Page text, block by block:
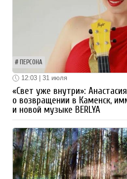
ПЕРСОНА
12:03 | 31 июля
«Свет уже внутри»:
о возвращении в Каменск,
и новой музыке BERLYA